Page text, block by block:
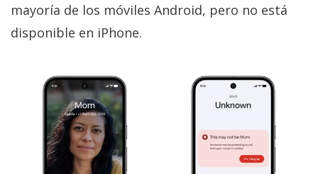
mayoría de los móviles Android, pero no está
disponible en iPhone.